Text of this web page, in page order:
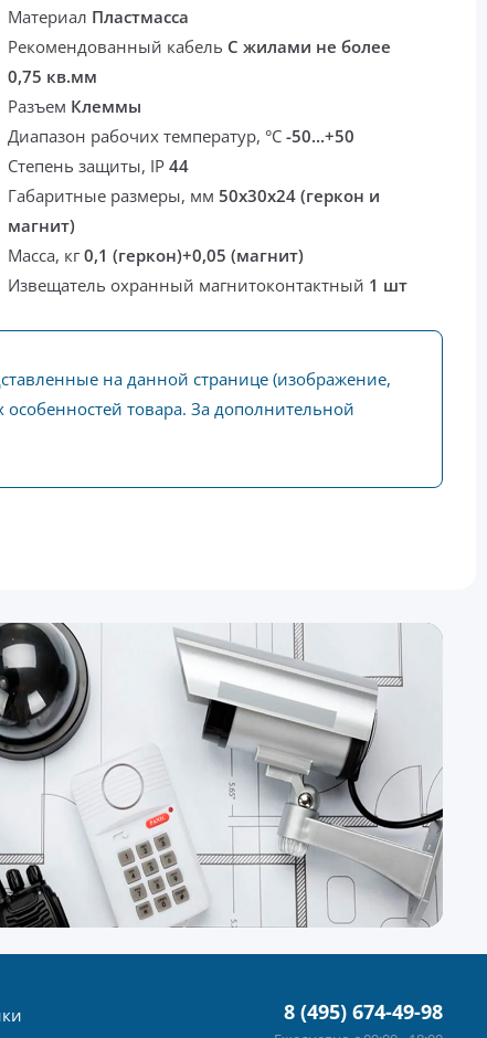
Материал Пластмасса
Рекомендованный кабель С жилами не более
0,75 кв.мм
Разъем Клеммы
Диапазон рабочих температур, °С-50...+50
Степень защиты, IP44
Габаритные размеры, мм50х30х24 (геркон и
магнит)
Масса, кг0,1 (геркон)+0,05 (магнит)
Извещатель охранный магнитоконтактный 1 шт
на данной странице (изображение,
особенностей товара. За дополнительной
8 (495) 674-49-98